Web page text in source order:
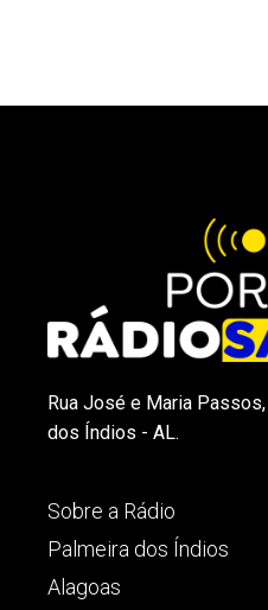
Rua José e Maria
dos Índios - AL.
Sobre a Rádio
Palmeira dos Índios
Alagoas